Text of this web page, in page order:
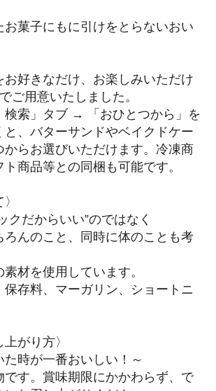
お菓子にもに引けをとらないおい
お好きなだけ、お楽しみいただけ
ご用意いたしました。
検索」タブ → 「おひとつから」を
と、バターサンドやベイクドケー
からお選びいただけます。冷凍商
商品等との同梱も可能です。
〉
クだからいい”のではなく
ろんのこと、同時に体のことも考
材を使用しています。
保存料、マーガリン、ショートニ
上がり方〉
た時が一番おいしい！～
です。賞味期限にかかわらず、で